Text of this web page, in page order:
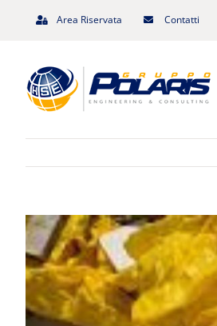
contenuto
Area Riservata Contatti